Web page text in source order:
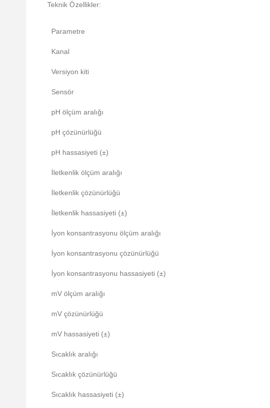
Teknik Özellikler:
Parametre
Kanal
Versiyon kiti
Sensör
pH ölçüm aralığı
pH çözünürlüğü
pH hassasiyeti (±)
İletkenlik ölçüm aralığı
İletkenlik çözünürlüğü
İletkenlik hassasiyeti (±)
İyon konsantrasyonu ölçüm aralığı
İyon konsantrasyonu çözünürlüğü
İyon konsantrasyonu hassasiyeti (±)
mV ölçüm aralığı
mV çözünürlüğü
mV hassasiyeti (±)
Sıcaklık aralığı
Sıcaklık çözünürlüğü
Sıcaklık hassasiyeti (±)